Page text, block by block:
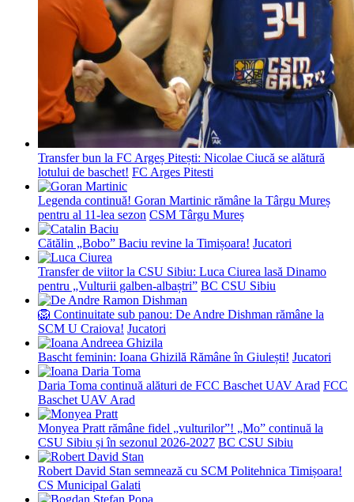
Transfer bun la FC Argeș Pitești: Nicolae Ciucă se alătură
lotului de baschet! FC Arges Pitesti
Legenda continuă! Goran Martinic rămâne la Târgu Mureș
pentru al 11-lea sezon CSM Târgu Mureș
Cătălin „Bobo” Baciu revine la Timișoara! Jucatori
Transfer de viitor la CSU Sibiu: Luca Ciurea lasă Dinamo
pentru „Vulturii galben-albaștri” BC CSU Sibiu
🦁 Continuitate sub panou: De Andre Dishman rămâne la
SCM U Craiova! Jucatori
Bascht feminin: Ioana Ghizilă Rămâne în Giulești! Jucatori
Daria Toma continuă alături de FCC Baschet UAV Arad FCC
Baschet UAV Arad
Monyea Pratt rămâne fidel „vulturilor”! „Mo” continuă la
CSU Sibiu și în sezonul 2026-2027 BC CSU Sibiu
Robert David Stan semnează cu SCM Politehnica Timișoara!
CS Municipal Galati